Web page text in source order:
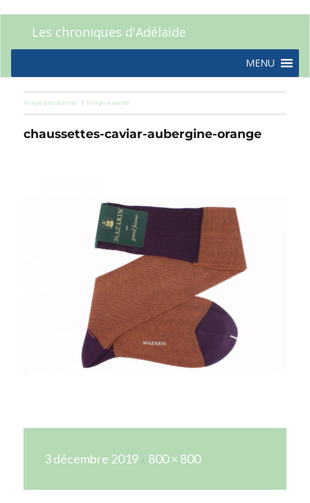
Les chroniques d'Adélaïde
MENU
Image précédente Image suivante
chaussettes-caviar-aubergine-orange
le
3 décembre 2019
réelle
800 × 800